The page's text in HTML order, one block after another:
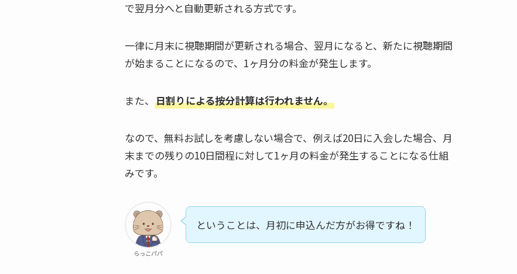
で翌月分へと自動更新される方式です。
一律に月末に視聴期間が更新される場合、翌月になると、新たに視聴期間
が始まることになるので、1ヶ月分の料金が発生します。
また、 日割りによる按分計算は行われません。
なので、無料お試しを考慮しない場合で、例えば20日に入会した場合、月
末までの残りの10日間程に対して1ヶ月の料金が発生することになる仕組
みです。
らっこパパ
ということは、月初に申込んだ方がお得ですね！